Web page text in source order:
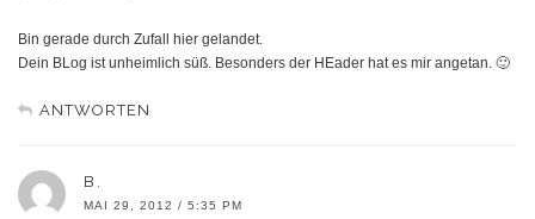
Bin gerade durch Zufall hier gelandet.
Dein BLog ist unheimlich süß. Besonders der HEader hat es mir angetan. 🙂
ANTWORTEN
B.
MAI 29, 2012 / 5:35 PM